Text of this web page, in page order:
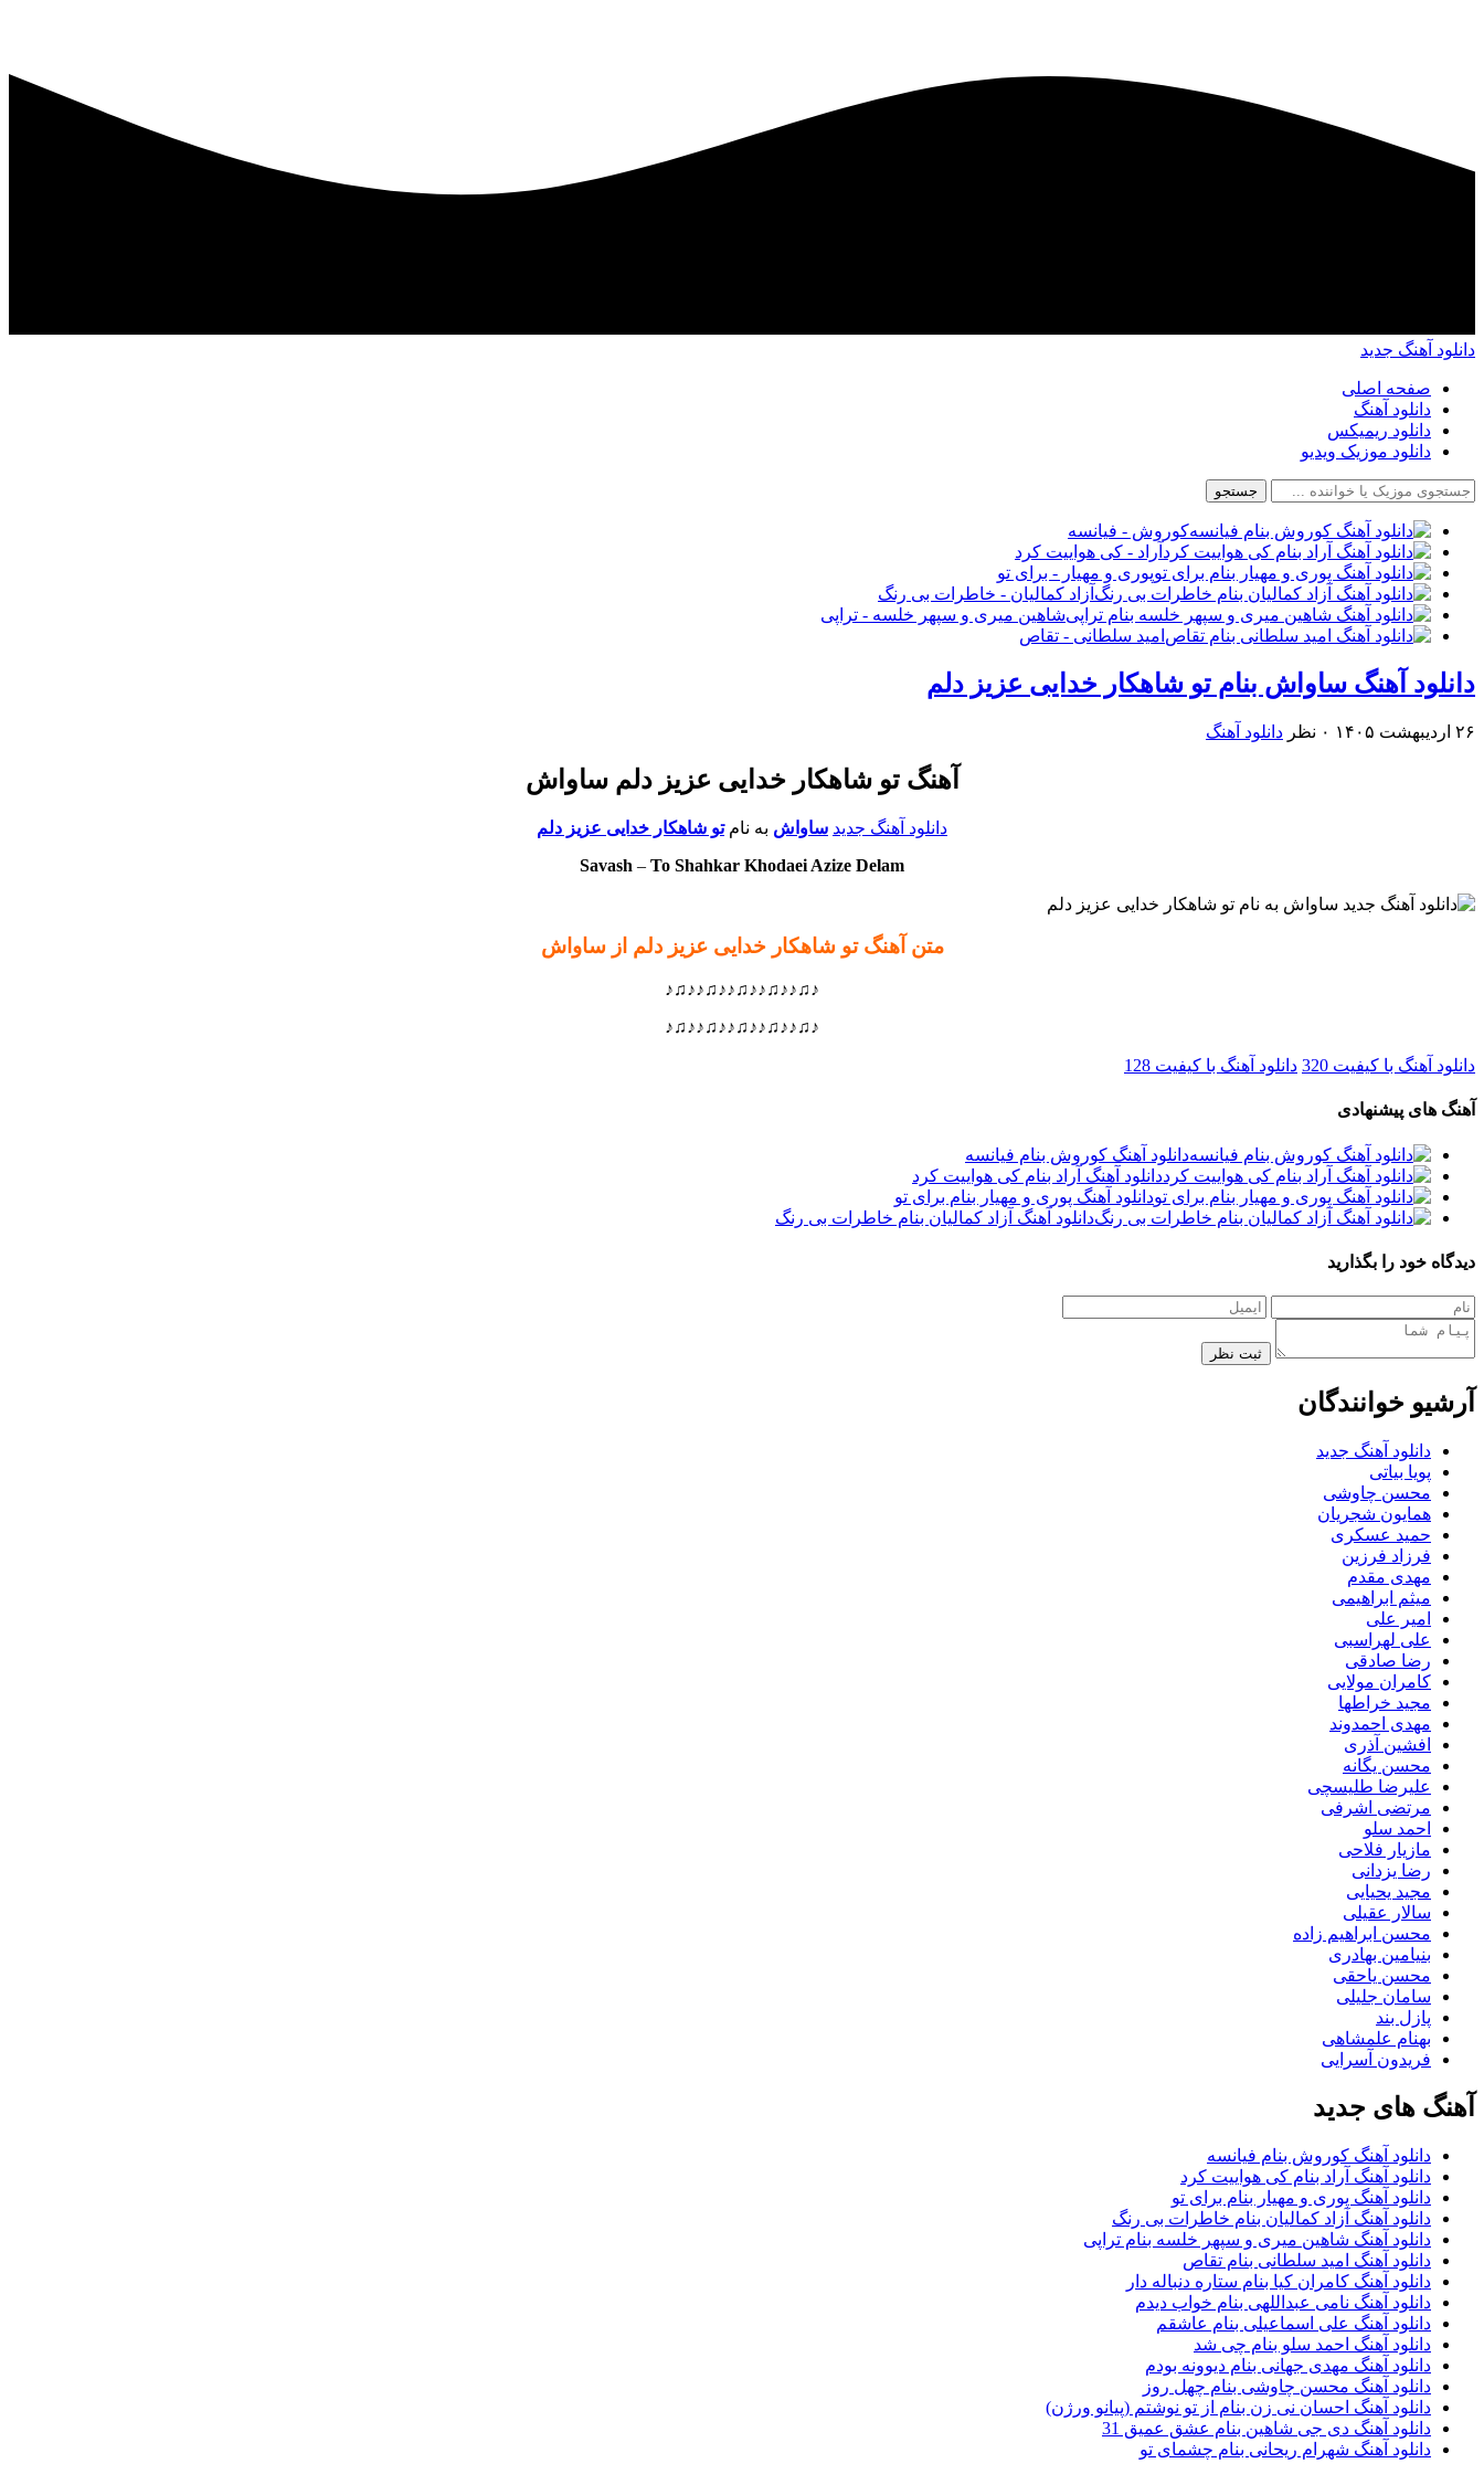
دانلود آهنگ جدید
صفحه اصلی
دانلود آهنگ
دانلود ریمیکس
دانلود موزیک ویدیو
جستجو
کوروش - فیانسه
آراد - کی هواییت کرد
پوری و مهیار - برای تو
آزاد کمالیان - خاطرات بی رنگ
شاهین میری و سپهر خلسه - تراپی
امید سلطانی - تقاص
دانلود آهنگ ساواش بنام تو شاهکار خدایی عزیز دلم
۲۶ اردیبهشت ۱۴۰۵ ۰ نظر دانلود آهنگ
آهنگ تو شاهکار خدایی عزیز دلم ساواش
دانلود آهنگ جدید ساواش به نامتو شاهکار خدایی عزیز دلم
Savash – To Shahkar Khodaei Azize Delam
متن آهنگ تو شاهکار خدایی عزیز دلم از ساواش
♪♫♪♪♫♪♪♫♪♪♫♪♪♫♪
♪♫♪♪♫♪♪♫♪♪♫♪♪♫♪
دانلود آهنگ با کیفیت 320 دانلود آهنگ با کیفیت 128
آهنگ های پیشنهادی
دانلود آهنگ کوروش بنام فیانسه
دانلود آهنگ آراد بنام کی هواییت کرد
دانلود آهنگ پوری و مهیار بنام برای تو
دانلود آهنگ آزاد کمالیان بنام خاطرات بی رنگ
دیدگاه خود را بگذارید
ثبت نظر
آرشیو خوانندگان
دانلود آهنگ جدید
پویا بیاتی
محسن چاوشی
همایون شجریان
حمید عسکری
فرزاد فرزین
مهدی مقدم
میثم ابراهیمی
امیر علی
علی لهراسبی
رضا صادقی
کامران مولایی
مجید خراطها
مهدی احمدوند
افشین آذری
محسن یگانه
علیرضا طلیسچی
مرتضی اشرفی
احمد سلو
مازیار فلاحی
رضا یزدانی
مجید یحیایی
سالار عقیلی
محسن ابراهیم زاده
بنیامین بهادری
محسن یاحقی
سامان جلیلی
پازل بند
بهنام علمشاهی
فریدون آسرایی
آهنگ های جدید
دانلود آهنگ کوروش بنام فیانسه
دانلود آهنگ آراد بنام کی هواییت کرد
دانلود آهنگ پوری و مهیار بنام برای تو
دانلود آهنگ آزاد کمالیان بنام خاطرات بی رنگ
دانلود آهنگ شاهین میری و سپهر خلسه بنام تراپی
دانلود آهنگ امید سلطانی بنام تقاص
دانلود آهنگ کامران کیا بنام ستاره دنباله دار
دانلود آهنگ نامی عبداللهی بنام خواب دیدم
دانلود آهنگ علی اسماعیلی بنام عاشقم
دانلود آهنگ احمد سلو بنام چی شد
دانلود آهنگ مهدی جهانی بنام دیوونه بودم
دانلود آهنگ محسن چاوشی بنام چهل روز
دانلود آهنگ احسان نی زن بنام از تو نوشتم (پیانو ورژن)
دانلود آهنگ دی جی شاهین بنام عشق عمیق 31
دانلود آهنگ شهرام ریحانی بنام چشمای تو